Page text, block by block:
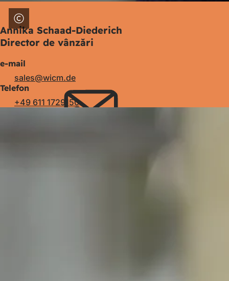
Annika Schaad-Diederich
Director de vânzări
e-mail
sales
wicm de
Telefon
+49 611 1729150